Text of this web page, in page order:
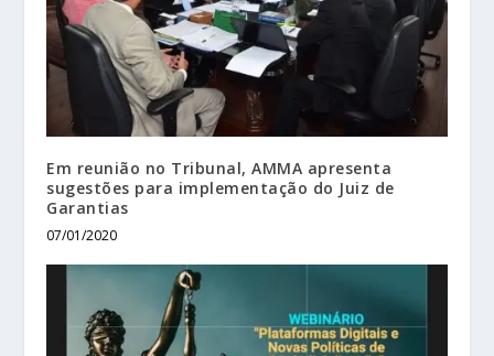
Em reunião no Tribunal, AMMA apresenta
sugestões para implementação do Juiz de
Garantias
07/01/2020